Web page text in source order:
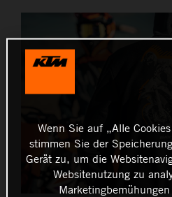
Wenn Sie auf „Alle
stimmen Sie der
Gerät zu, um die
Websitenutzung zu